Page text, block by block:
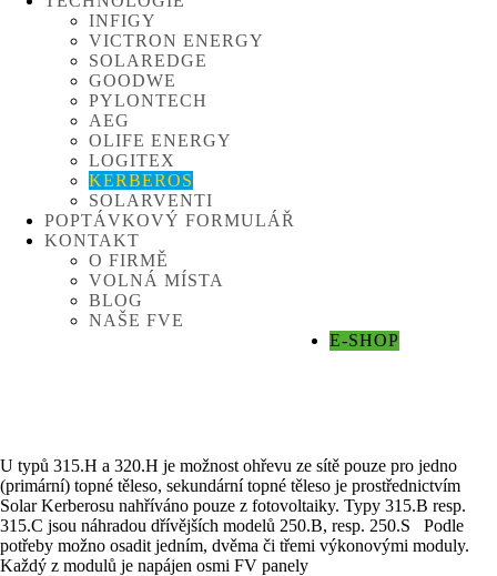
INFIGY
VICTRON ENERGY
SOLAREDGE
GOODWE
PYLONTECH
AEG
OLIFE ENERGY
LOGITEX
KERBEROS
SOLARVENTI
POPTÁVKOVÝ FORMULÁŘ
KONTAKT
O FIRMĚ
VOLNÁ MÍSTA
BLOG
NAŠE FVE
E-SHOP
U typů 315.H a 320.H je možnost ohřevu ze sítě pouze pro jedno
(primární) topné těleso, sekundární topné těleso je prostřednictvím
Solar Kerberosu nahříváno pouze z fotovoltaiky. Typy 315.B resp.
315.C jsou náhradou dřívějších modelů 250.B, resp. 250.S Podle
potřeby možno osadit jedním, dvěma či třemi výkonovými moduly.
Každý z modulů je napájen osmi FV panely